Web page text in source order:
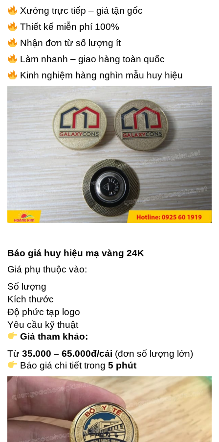
Xưởng trực tiếp – giá tận gốc
Thiết kế miễn phí 100%
Nhận đơn từ số lượng ít
Làm nhanh – giao hàng toàn quốc
Kinh nghiệm hàng nghìn mẫu huy hiệu
Báo giá huy hiệu mạ vàng 24K
Giá phụ thuộc vào:
Số lượng
Kích thước
Độ phức tạp logo
Yêu cầu kỹ thuật
Giá tham khảo:
Từ 35.000 – 65.000đ/cái (đơn số lượng lớn)
Báo giá chi tiết trong5 phút